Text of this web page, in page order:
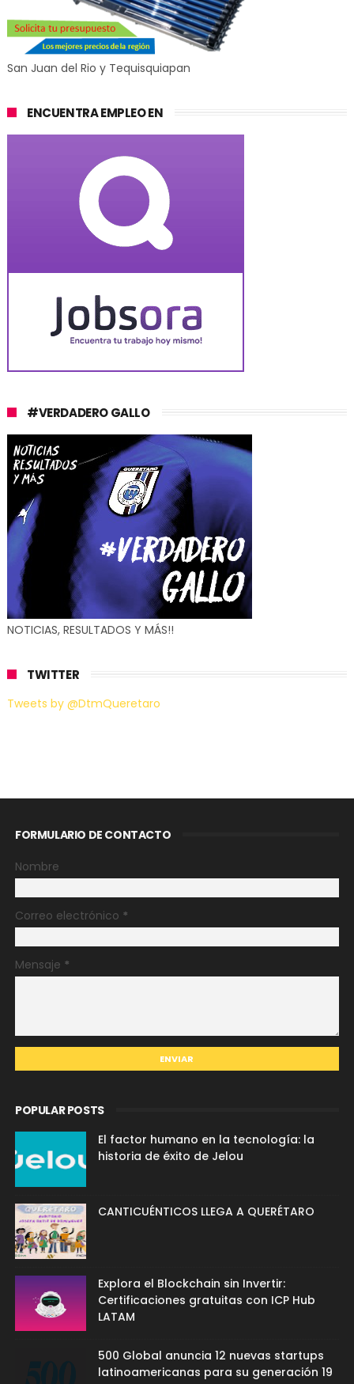
San Juan del Rio y Tequisquiapan
ENCUENTRA EMPLEO EN
#VERDADERO GALLO
NOTICIAS, RESULTADOS Y MÁS!!
TWITTER
Tweets by @DtmQueretaro
FORMULARIO DE CONTACTO
Nombre
Correo electrónico *
Mensaje *
POPULAR POSTS
El factor humano en la tecnología: la
historia de éxito de Jelou
CANTICUÉNTICOS LLEGA A QUERÉTARO
Explora el Blockchain sin Invertir:
Certificaciones gratuitas con ICP Hub
LATAM
500 Global anuncia 12 nuevas startups
latinoamericanas para su generación 19